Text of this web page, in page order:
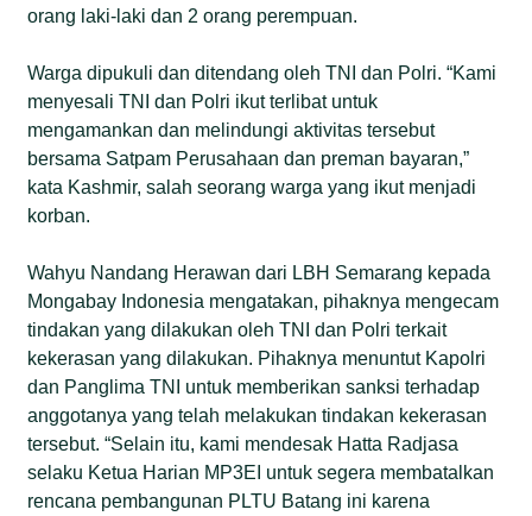
orang laki-laki dan 2 orang perempuan.
Warga dipukuli dan ditendang oleh TNI dan Polri. “Kami
menyesali TNI dan Polri ikut terlibat untuk
mengamankan dan melindungi aktivitas tersebut
bersama Satpam Perusahaan dan preman bayaran,”
kata Kashmir, salah seorang warga yang ikut menjadi
korban.
Wahyu Nandang Herawan dari LBH Semarang kepada
Mongabay Indonesia mengatakan, pihaknya mengecam
tindakan yang dilakukan oleh TNI dan Polri terkait
kekerasan yang dilakukan. Pihaknya menuntut Kapolri
dan Panglima TNI untuk memberikan sanksi terhadap
anggotanya yang telah melakukan tindakan kekerasan
tersebut. “Selain itu, kami mendesak Hatta Radjasa
selaku Ketua Harian MP3EI untuk segera membatalkan
rencana pembangunan PLTU Batang ini karena